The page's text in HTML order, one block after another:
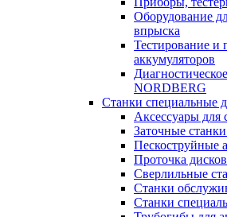
Оборудование
впрыска
Тестирование и
аккумуляторов
NORDBERG
Станки специальные
Аксессуары для
Заточные
Пескоструйные
Проточка
Сверлильные
Станки
Станки